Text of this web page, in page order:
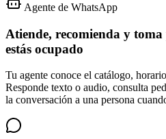
Agente de WhatsApp
Atiende, recomienda y
estás ocupado
Tu agente conoce el catálogo,
Responde texto o audio, consulta
la conversación a una persona